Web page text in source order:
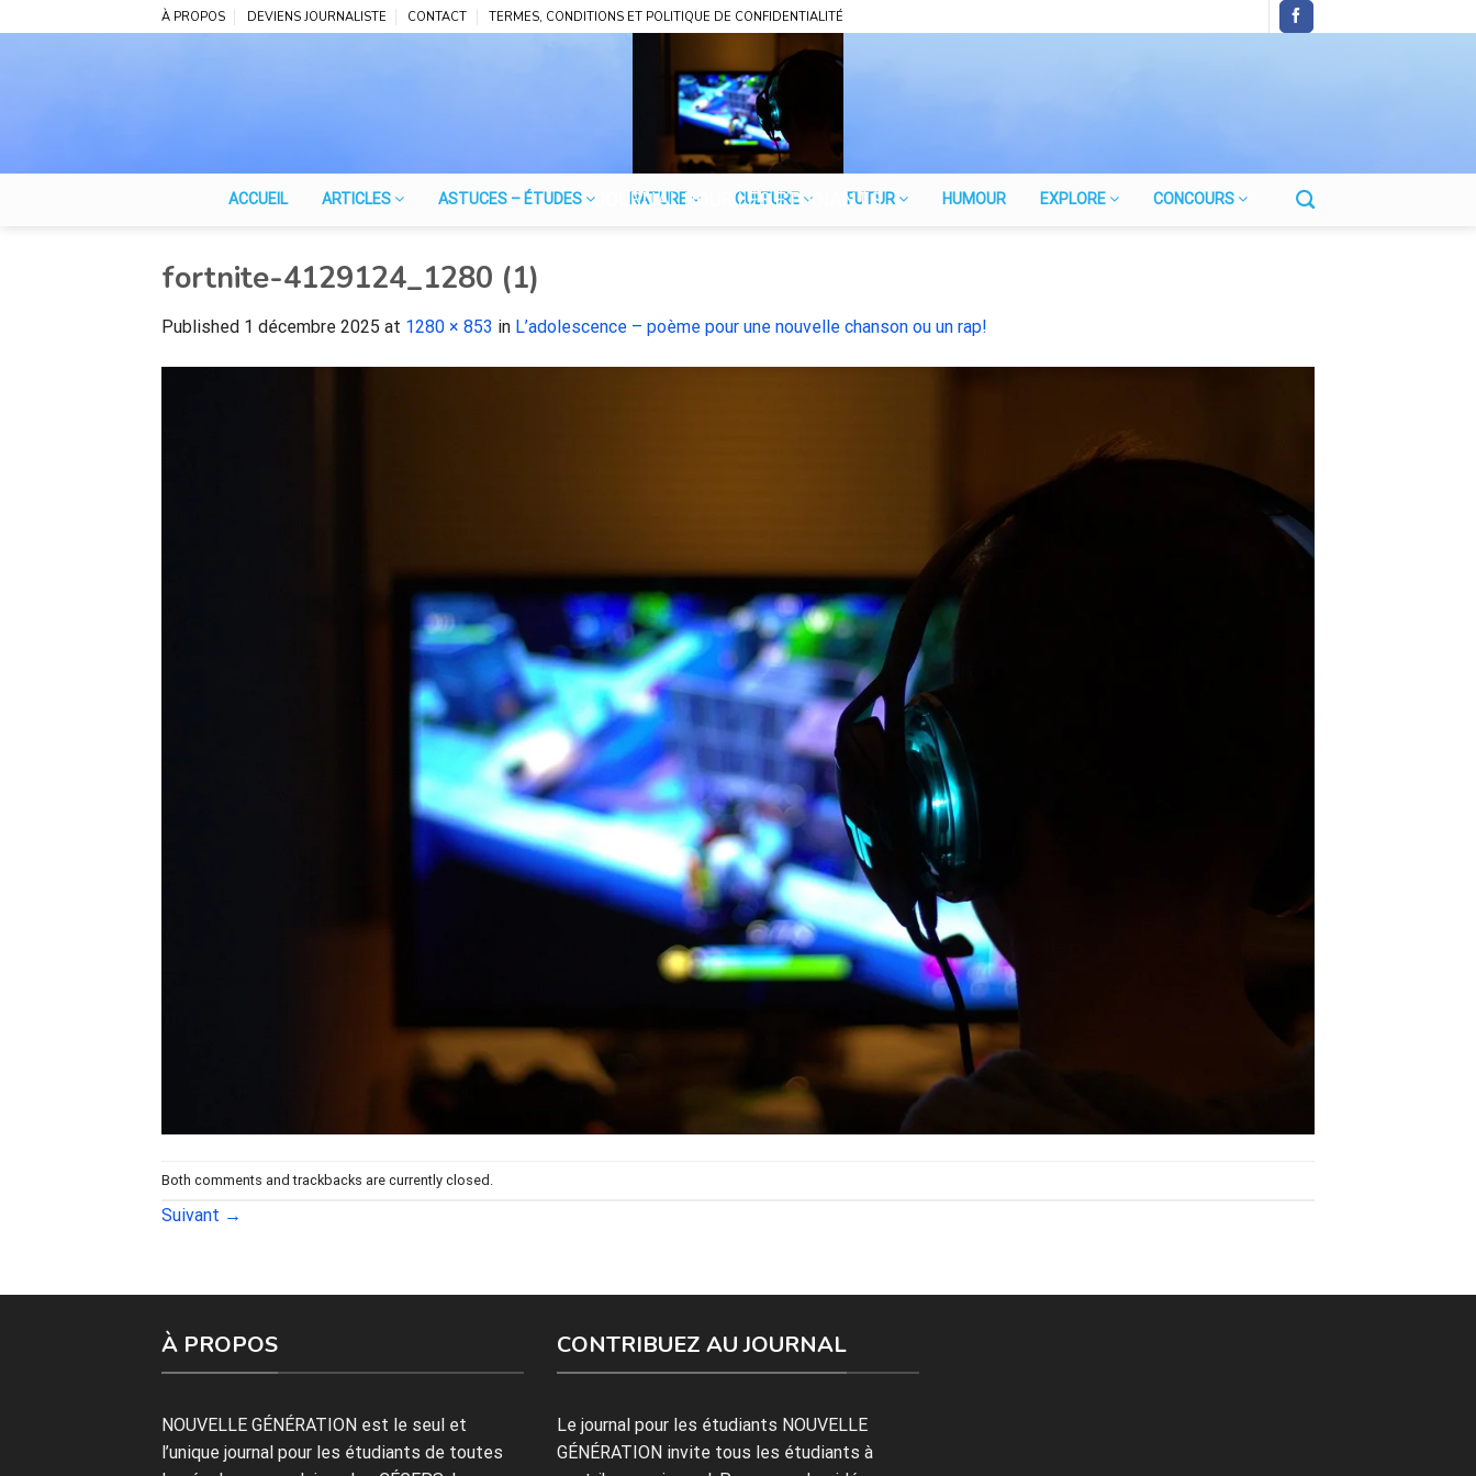
to
À PROPOS DEVIENS JOURNALISTE CONTACT TERMES, CONDITIONS ET POLITIQUE DE CONFIDENTIALITÉ
JOURNAL POUR LES ÉTUDIANTS
ACCUEIL ARTICLES ASTUCES – ÉTUDES NATURE CULTURE FUTUR HUMOUR EXPLORE CONCOURS
fortnite-4129124_1280 (1)
Published 1 décembre 2025 at 1280 × 853 in L’adolescence – poème pour une nouvelle chanson ou un rap!
Both comments and trackbacks are currently closed.
Suivant →
À PROPOS
NOUVELLE GÉNÉRATION est le seul et
l’unique journal pour les étudiants de toutes
CONTRIBUEZ AU JOURNAL
Le journal pour les étudiants NOUVELLE
GÉNÉRATION invite tous les étudiants à